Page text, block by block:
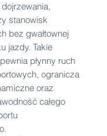
stanowisk
bez gwałtownej
jazdy. Takie
płynny ruch
ogranicza
oraz
całego